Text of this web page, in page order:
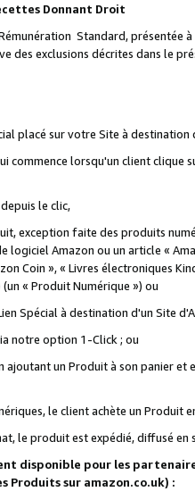
Donnant Droit
Standard, présentée
des exclusions décrites dans le
placé sur votre Site à destination
commence lorsqu'un client
le clic,
exception faite des produits
logiciel Amazon ou un article «
Coin », « Livres électroniques
« Produit Numérique ») ou
Spécial à destination d'un Site
notre option 1-Click ; ou
un Produit à son panier et
le client achète un Produit
le produit est expédié, diffusé
disponible pour les
Produits sur amazon.co.uk) :